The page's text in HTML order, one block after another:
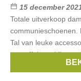
15 december
Totale uitverkoop
communieschoenen.
Tal van leuke
pantoffels,
Liu Jo,